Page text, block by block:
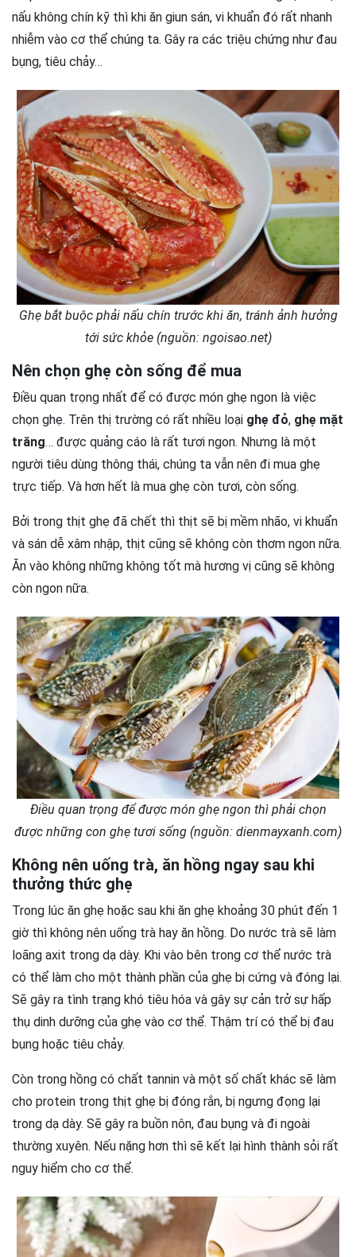
nấu không chín kỹ thì khi ăn giun sán, vi khuẩn đó rất nhanh
nhiễm vào cơ thể chúng ta. Gây ra các triệu chứng như đau
bụng, tiêu chảy…
Ghẹ bắt buộc phải nấu chín trước khi ăn, tránh ảnh hưởng
tới sức khỏe (nguồn: ngoisao.net)
Nên chọn ghẹ còn sống để mua
Điều quan trọng nhất để có được món ghẹ ngon là việc
chọn ghẹ. Trên thị trường có rất nhiều loại ghẹ đỏ, ghẹ mặt
trăng… được quảng cáo là rất tươi ngon. Nhưng là một
người tiêu dùng thông thái, chúng ta vẫn nên đi mua ghẹ
trực tiếp. Và hơn hết là mua ghẹ còn tươi, còn sống.
Bởi trong thịt ghẹ đã chết thì thịt sẽ bị mềm nhão, vi khuẩn
và sán dễ xâm nhập, thịt cũng sẽ không còn thơm ngon nữa.
Ăn vào không những không tốt mà hương vị cũng sẽ không
còn ngon nữa.
Điều quan trọng để được món ghẹ ngon thì phải chọn
được những con ghẹ tươi sống (nguồn: dienmayxanh.com)
Không nên uống trà, ăn hồng ngay sau khi
thưởng thức ghẹ
Trong lúc ăn ghẹ hoặc sau khi ăn ghẹ khoảng 30 phút đến 1
giờ thì không nên uống trà hay ăn hồng. Do nước trà sẽ làm
loãng axit trong dạ dày. Khi vào bên trong cơ thể nước trà
có thể làm cho một thành phần của ghẹ bị cứng và đóng lại.
Sẽ gây ra tình trạng khó tiêu hóa và gây sự cản trở sự hấp
thụ dinh dưỡng của ghẹ vào cơ thể. Thậm trí có thể bị đau
bụng hoặc tiêu chảy.
Còn trong hồng có chất tannin và một số chất khác sẽ làm
cho protein trong thịt ghẹ bị đóng rắn, bị ngưng đọng lại
trong dạ dày. Sẽ gây ra buồn nôn, đau bụng và đi ngoài
thường xuyên. Nếu nặng hơn thì sẽ kết lại hình thành sỏi rất
nguy hiểm cho cơ thể.